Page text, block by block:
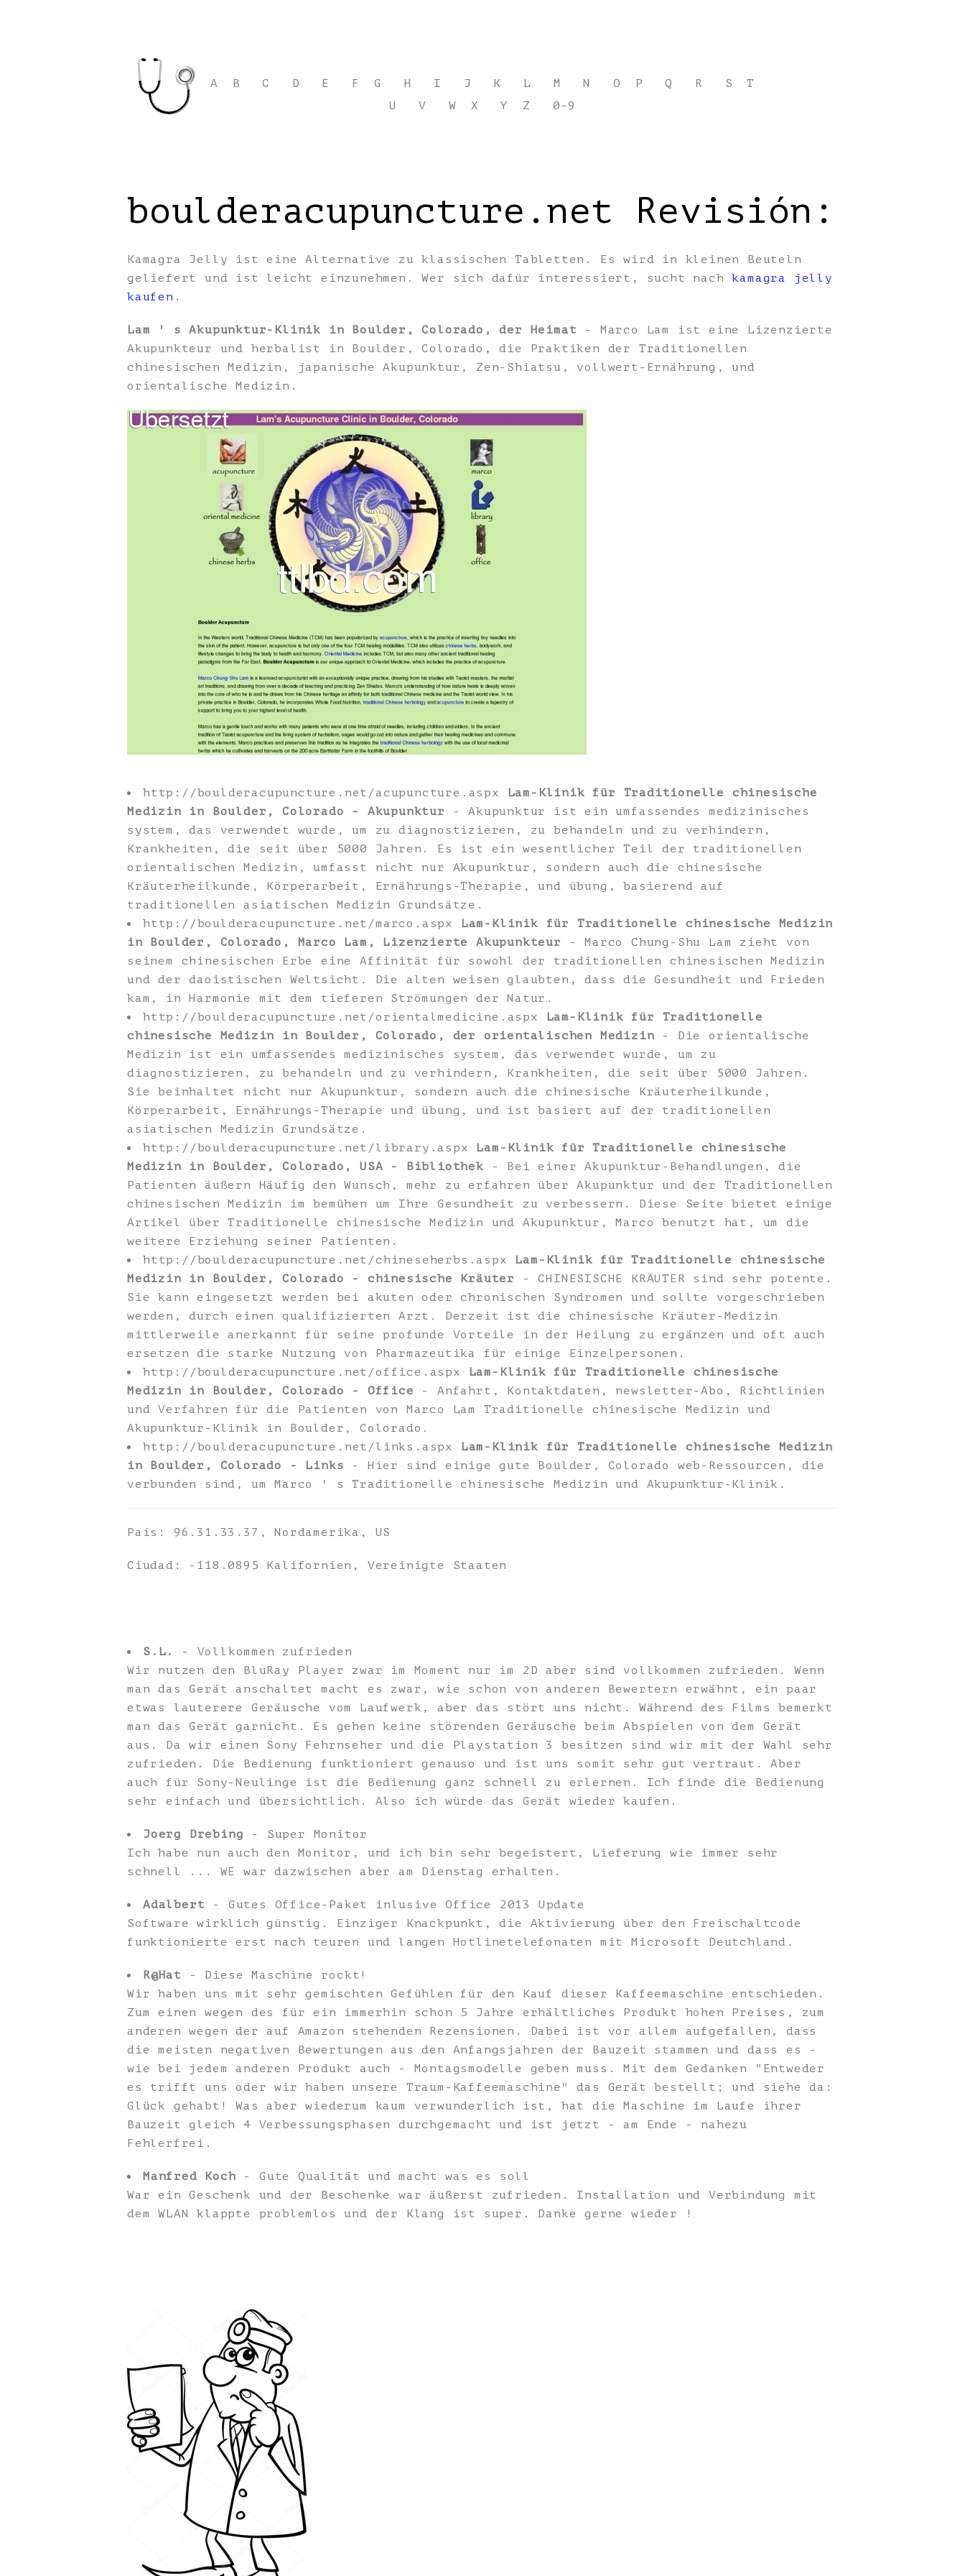
A B C D E F G H I J K L M N O P Q R S
T
U
V W X Y Z 0-9
boulderacupuncture.net Revisión:
Kamagra Jelly ist eine Alternative zu klassischen Tabletten. Es wird in kleinen Beuteln
geliefert und ist leicht einzunehmen. Wer sich dafür interessiert, sucht nachkamagra jelly
kaufen .
Lam ' s Akupunktur-Klinik in Boulder, Colorado, der Heimat - Marco Lam ist eine Lizenzierte
Akupunkteur und herbalist in Boulder, Colorado, die Praktiken der Traditionellen
chinesischen Medizin, japanische Akupunktur, Zen-Shiatsu, vollwert-Ernährung, und
orientalische Medizin.
http://boulderacupuncture.net/acupuncture.aspx
Lam-Klinik für Traditionelle chinesische
Medizin in Boulder, Colorado - Akupunktur
- Akupunktur ist ein umfassendes medizinisches
system, das verwendet wurde, um zu diagnostizieren, zu behandeln und zu verhindern,
Krankheiten, die seit über 5000 Jahren. Es ist ein wesentlicher Teil der traditionellen
orientalischen Medizin, umfasst nicht nur Akupunktur, sondern auch die chinesische
Kräuterheilkunde, Körperarbeit, Ernährungs-Therapie, und übung, basierend auf
traditionellen asiatischen Medizin Grundsätze.
http://boulderacupuncture.net/marco.aspx
Lam-Klinik für Traditionelle chinesische Medizin
in Boulder, Colorado, Marco Lam, Lizenzierte Akupunkteur
- Marco Chung-Shu Lam zieht von
seinem chinesischen Erbe eine Affinität für sowohl der traditionellen chinesischen Medizin
und der daoistischen Weltsicht. Die alten weisen glaubten, dass die Gesundheit und Frieden
kam, in Harmonie mit dem tieferen Strömungen der Natur.
http://boulderacupuncture.net/orientalmedicine.aspx
Lam-Klinik für Traditionelle
chinesische Medizin in Boulder, Colorado, der orientalischen Medizin - Die orientalische
Medizin ist ein umfassendes medizinisches system, das verwendet wurde, um zu
diagnostizieren, zu behandeln und zu verhindern, Krankheiten, die seit über 5000 Jahren.
Sie beinhaltet nicht nur Akupunktur, sondern auch die chinesische Kräuterheilkunde,
Körperarbeit, Ernährungs-Therapie und übung, und ist basiert auf der traditionellen
asiatischen Medizin Grundsätze.
http://boulderacupuncture.net/library.aspx Lam-Klinik für Traditionelle chinesische
Medizin in Boulder, Colorado, USA - Bibliothek - Bei einer Akupunktur-Behandlungen, die
Patienten äußern Häufig den Wunsch, mehr zu erfahren über Akupunktur und der Traditionellen
chinesischen Medizin im bemühen um Ihre Gesundheit zu verbessern. Diese Seite bietet einige
Artikel über Traditionelle chinesische Medizin und Akupunktur, Marco benutzt hat, um die
weitere Erziehung seiner Patienten.
http://boulderacupuncture.net/chineseherbs.aspx Lam-Klinik für Traditionelle chinesische
Medizin in Boulder, Colorado - chinesische Kräuter
- CHINESISCHE KRÄUTER sind sehr potente.
Sie kann eingesetzt werden bei akuten oder chronischen Syndromen und sollte vorgeschrieben
werden, durch einen qualifizierten Arzt. Derzeit ist die chinesische Kräuter-Medizin
mittlerweile anerkannt für seine profunde Vorteile in der Heilung zu ergänzen und oft auch
ersetzen die starke Nutzung von Pharmazeutika für einige Einzelpersonen.
http://boulderacupuncture.net/office.aspx
Lam-Klinik für Traditionelle chinesische
Medizin in Boulder, Colorado - Office - Anfahrt, Kontaktdaten, newsletter-Abo, Richtlinien
und Verfahren für die Patienten von Marco Lam Traditionelle chinesische Medizin und
Akupunktur-Klinik in Boulder, Colorado.
http://boulderacupuncture.net/links.aspx
Lam-Klinik für Traditionelle chinesische Medizin
in Boulder, Colorado - Links - Hier sind einige gute Boulder, Colorado web-Ressourcen, die
verbunden sind, um Marco ' s Traditionelle chinesische Medizin und Akupunktur-Klinik.
País: 96.31.33.37, Nordamerika, US
Ciudad: -118.0895 Kalifornien, Vereinigte Staaten
S.L.
- Vollkommen zufrieden
Wir nutzen den BluRay Player zwar im Moment nur im 2D aber sind vollkommen zufrieden. Wenn
man das Gerät anschaltet macht es zwar, wie schon von anderen Bewertern erwähnt, ein paar
etwas lauterere Geräusche vom Laufwerk, aber das stört uns nicht. Während des Films bemerkt
man das Gerät garnicht. Es gehen keine störenden Geräusche beim Abspielen von dem Gerät
aus. Da wir einen Sony Fehrnseher und die Playstation 3 besitzen sind wir mit der Wahl sehr
zufrieden. Die Bedienung funktioniert genauso und ist uns somit sehr gut vertraut. Aber
auch für Sony-Neulinge ist die Bedienung ganz schnell zu erlernen. Ich finde die Bedienung
sehr einfach und übersichtlich. Also ich würde das Gerät wieder kaufen.
Joerg Drebing - Super Monitor
Ich habe nun auch den Monitor, und ich bin sehr begeistert, Lieferung wie immer sehr
schnell ... WE war dazwischen aber am Dienstag erhalten.
Adalbert - Gutes Office-Paket inlusive Office 2013 Update
Software wirklich günstig. Einziger Knackpunkt, die Aktivierung über den Freischaltcode
funktionierte erst nach teuren und langen Hotlinetelefonaten mit Microsoft Deutchland.
R@Hat
- Diese Maschine rockt!
Wir haben uns mit sehr gemischten Gefühlen für den Kauf dieser Kaffeemaschine entschieden.
Zum einen wegen des für ein immerhin schon 5 Jahre erhältliches Produkt hohen Preises, zum
anderen wegen der auf Amazon stehenden Rezensionen. Dabei ist vor allem aufgefallen, dass
die meisten negativen Bewertungen aus den Anfangsjahren der Bauzeit stammen und dass es -
wie bei jedem anderen Produkt auch - Montagsmodelle geben muss. Mit dem Gedanken "Entweder
es trifft uns oder wir haben unsere Traum-Kaffeemaschine" das Gerät bestellt; und siehe da:
Glück gehabt! Was aber wiederum kaum verwunderlich ist, hat die Maschine im Laufe ihrer
Bauzeit gleich 4 Verbessungsphasen durchgemacht und ist jetzt - am Ende - nahezu
Fehlerfrei.
Manfred Koch - Gute Qualität und macht was es soll
War ein Geschenk und der Beschenke war äußerst zufrieden. Installation und Verbindung mit
dem WLAN klappte problemlos und der Klang ist super. Danke gerne wieder !